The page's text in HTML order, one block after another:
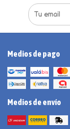
Medios de pago
Medios de envío